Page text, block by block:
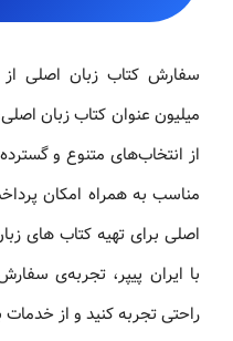
سفارش کتاب زبان اصلی از
میلیون عنوان کتاب زبان
از انتخاب‌های متنوع و
مناسب به همراه امکان
اصلی برای تهیه کتاب های
با ایران پیپر، تجربه‌ی
راحتی تجربه کنید و از خدمات